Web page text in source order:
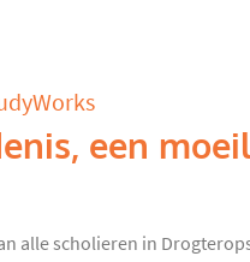
een
alle scholieren in